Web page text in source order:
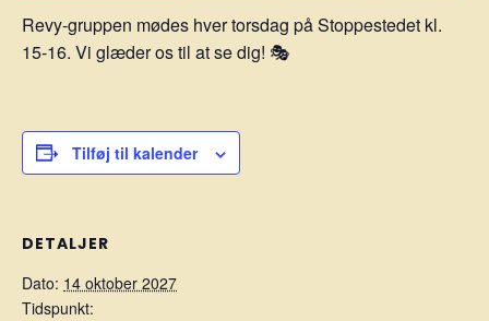
Revy-gruppen mødes hver torsdag på Stoppestedet kl.
15-16. Vi glæder os til at se dig! 🎭
Tilføj til kalender
DETALJER
Dato: 14 oktober 2027
Tidspunkt: